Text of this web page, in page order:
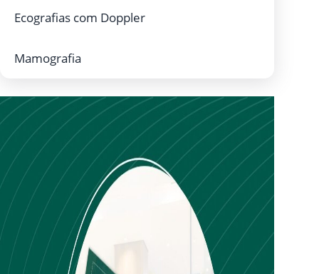
Ecografias com Doppler
Mamografia